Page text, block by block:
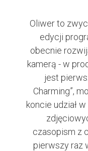
Oliwer to
edycji
obecnie
kamerą - w
jest
Charming”,
koncie udział
czasopism z
pierwszy raz